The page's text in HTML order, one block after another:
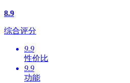
8.9
综合评分
9.9
性价比
9.9
功能